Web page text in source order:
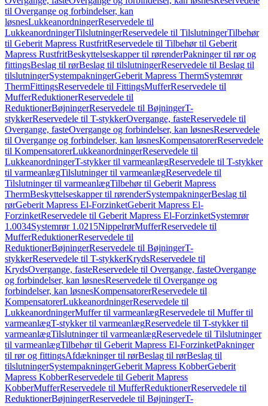
til Overgange og forbindelser, kan
løsnesLukkeanordningerReservedele til
LukkeanordningerTilslutningerReservedele til TilslutningerTilbehør
til Geberit Mapress RustfritReservedele til Tilbehør til Geberit
Mapress RustfritBeskyttelseskapper til rørenderPakninger til rør og
fittingsBeslag til rørBeslag til tilslutningerReservedele til Beslag til
tilslutningerSystempakningerGeberit Mapress ThermSystemrør
ThermFittingsReservedele til FittingsMufferReservedele til
MufferReduktionerReservedele til
ReduktionerBøjningerReservedele til BøjningerT-
stykkerReservedele til T-stykkerOvergange, fasteReservedele til
Overgange, fasteOvergange og forbindelser, kan løsnesReservedele
til Overgange og forbindelser, kan løsnesKompensatorerReservedele
til KompensatorerLukkeanordningerReservedele til
LukkeanordningerT-stykker til varmeanlægReservedele til T-stykker
til varmeanlægTilslutninger til varmeanlægReservedele til
Tilslutninger til varmeanlægTilbehør til Geberit Mapress
ThermBeskyttelseskapper til rørenderSystempakningerBeslag til
rørGeberit Mapress El-ForzinketGeberit Mapress El-
ForzinketReservedele til Geberit Mapress El-ForzinketSystemrør
1.0034Systemrør 1.0215NippelrørMufferReservedele til
MufferReduktionerReservedele til
ReduktionerBøjningerReservedele til BøjningerT-
stykkerReservedele til T-stykkerKrydsReservedele til
KrydsOvergange, fasteReservedele til Overgange, fasteOvergange
og forbindelser, kan løsnesReservedele til Overgange og
forbindelser, kan løsnesKompensatorerReservedele til
KompensatorerLukkeanordningerReservedele til
LukkeanordningerMuffer til varmeanlægReservedele til Muffer til
varmeanlægT-stykker til varmeanlægReservedele til T-stykker til
varmeanlægTilslutninger til varmeanlægReservedele til Tilslutninger
til varmeanlægTilbehør til Geberit Mapress El-ForzinketPakninger
til rør og fittingsAfdækninger til rørBeslag til rørBeslag til
tilslutningerSystempakningerGeberit Mapress KobberGeberit
Mapress KobberReservedele til Geberit Mapress
KobberMufferReservedele til MufferReduktionerReservedele til
ReduktionerBøjningerReservedele til BøjningerT-